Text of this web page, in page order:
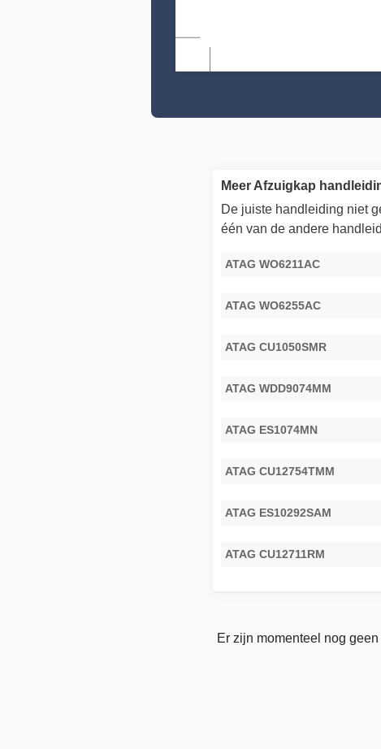
Meer Afzuigkap
De juiste handleiding niet
één van de andere
ATAG WO6211AC
ATAG WO6255AC
ATAG CU1050SMR
ATAG WDD9074MM
ATAG ES1074MN
ATAG CU12754TMM
ATAG ES10292SAM
ATAG CU12711RM
Er zijn momenteel nog